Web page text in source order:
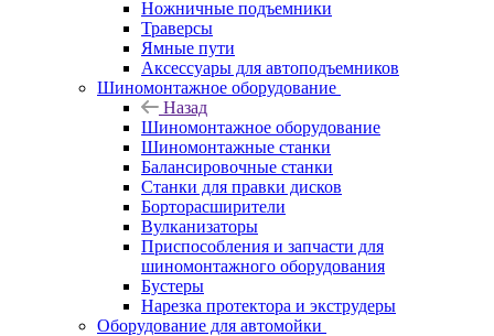
Ножничные подъемники
Траверсы
Ямные пути
Аксессуары для автоподъемников
Шиномонтажное оборудование
Назад
Шиномонтажное оборудование
Шиномонтажные станки
Балансировочные станки
Станки для правки дисков
Борторасширители
Вулканизаторы
Приспособления и запчасти для
шиномонтажного оборудования
Бустеры
Нарезка протектора и экструдеры
Оборудование для автомойки